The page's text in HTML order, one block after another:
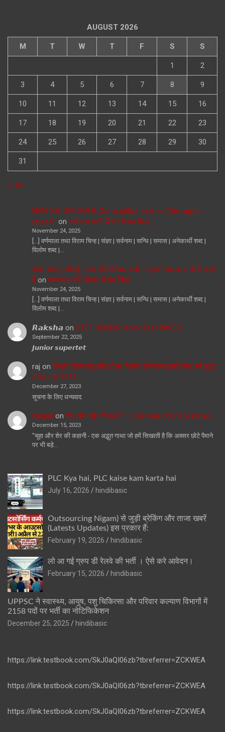
AUGUST 2026
M T W T F S S
1 2
3 4 5 6 7 8 9
10 11 12 13 14 15 16
17 18 19 20 21 22 23
24 25 26 27 28 29 30
31
« Jul
विलोम शब्द किसे कहते हैं, Competitive exams. Ctet, uptet,
upsssc on वर्णमाला ध्वनि विचार विराम चिन्ह
November 24, 2025
[…] वर्णमाला तथा विराम चिन्ह | संज्ञा | सर्वनाम | सन्धि | समास | अनेकार्थी शब्द |
विलोम शब्द |…
दोहा, सोरठा, चौपाई, रोला, हरिगीतिका, बरवै, मात्राएं तथा छन्द किसे कहते
हैंon वर्णमाला ध्वनि विचार विराम चिन्ह
November 24, 2025
[…] वर्णमाला तथा विराम चिन्ह | संज्ञा | सर्वनाम | सन्धि | समास | अनेकार्थी शब्द |
विलोम शब्द |…
𝙍𝙖𝙠𝙨𝙝𝙖 on STET JUNIOR Mock Test PAPER
September 22, 2025
𝙅𝙪𝙣𝙞𝙤𝙧 𝙨𝙪𝙥𝙚𝙧𝙩𝙚𝙩
raj on दिल्ली डीएसएसएसबी टीचर दिल्ली डीएसएसएसबी पोस्ट ग्रेजुएट
टीचर भर्ती 2023
December 27, 2023
सूचना के लिए धन्यवाद
Harpal on शेर और चूहे की कहानी । sher aur chuha ki kahani
December 15, 2023
"चूहा और शेर की कहानी - एक अद्भुत गाथा जो हमें सिखाती है कि अक्सर छोटे पैमाने
पर भी बड़े…
PLC Kya hai, PLC kaise kam karta hai
July 16, 2026
hindibasic
Outsourcing Nigam) से जुड़ी ब्रेकिंग और ताजा खबरें
(Latests Updates) इस प्रकार हैं:
February 19, 2026
hindibasic
लो आ गई ग्रुप डी रेलवे की भर्ती । ऐसे करे आवेदन।
February 15, 2026
hindibasic
UPPSC ने स्वास्थ्य, आयुष, पशु चिकित्सा और परिवार कल्याण विभागों में
2158 पदों पर भर्ती का नोटिफिकेशन
December 25, 2025
hindibasic
https://link.testbook.com/SkJ0aQI06zb?tbreferrer=ZCKWEA
https://link.testbook.com/SkJ0aQI06zb?tbreferrer=ZCKWEA
https://link.testbook.com/SkJ0aQI06zb?tbreferrer=ZCKWEA